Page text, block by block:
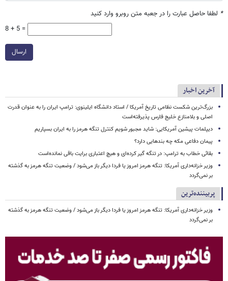
* لطفا حاصل عبارت را در جعبه متن روبرو وارد کنید
8 + 5 =
ارسال
آخرین اخبار
بزرگ‌ترین شکست نظامی تاریخ آمریکا / استاد دانشگاه ایلینوی: ترامپ ایران را به عنوان قدرت
اصلی و بلامنازع خلیج فارس پذیرفته‌است
دیپلمات پیشین آمریکایی: شاید مجبور شویم کنترل تنگه هرمز را به ایران بسپاریم
پیمان دفاعی مکه چه بندهایی دارد؟
بقائی خطاب به ترامپ: در تنگه گیر کرده‌ای و هیچ اعتباری برایت باقی نمانده‌است
وزیر خزانه‌داری آمریکا: تنگه هرمز امروز یا فردا دیگر باز می‌شود / وضعیت تنگه هرمز به گذشته
بر نمی‌گردد
پربیننده‌ترین
وزیر خزانه‌داری آمریکا: تنگه هرمز امروز یا فردا دیگر باز می‌شود / وضعیت تنگه هرمز به گذشته
بر نمی‌گردد